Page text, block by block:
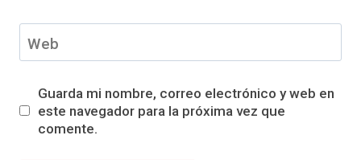
Web
Guarda mi nombre, correo electrónico y web en
este navegador para la próxima vez que
comente.